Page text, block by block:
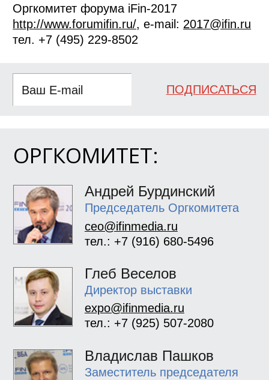
ОРГКОМИТЕТ:
Андрей Бурдинский
Председатель Оргкомитета
ceo@ifinmedia.ru
тел.: +7 (916) 680-5496
Глеб Веселов
Директор выставки
expo@ifinmedia.ru
тел.: +7 (925) 507-2080
Владислав Пашков
Заместитель председателя
Оргкомитет форума iFin-2017
http://www.forumifin.ru/, e-mail: 2017@ifin.ru
тел. +7 (495) 229-8502
ПОДПИСАТЬСЯ